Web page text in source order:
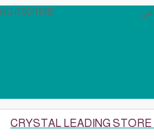
90111935
CRYSTAL LEADING STORE